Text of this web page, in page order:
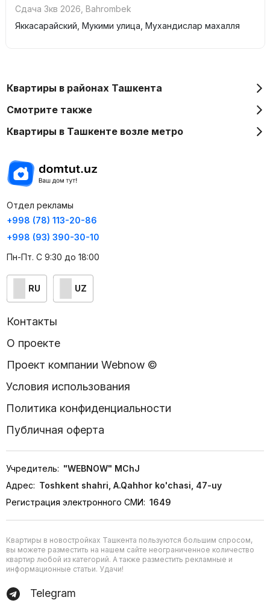
Сдача 3кв 2026 Bahrombek
Яккасарайский, Мукими улица, Мухандислар махалля
Квартиры в районах Ташкента
Смотрите также
Квартиры в Ташкенте возле метро
Отдел рекламы
+998 (78) 113-20-86
+998 (93) 390-30-10
Пн-Пт. С 9:30 до 18:00
RU UZ
Контакты
О проекте
Проект компании Webnow ©
Условия использования
Политика конфиденциальности
Публичная оферта
Учредитель: "WEBNOW" MChJ
Адрес: Toshkent shahri, A.Qahhor ko'chasi, 47-uy
Регистрация электронного СМИ: 1649
Квартиры в новостройках Ташкента пользуются большим спросом,
вы можете разместить на нашем сайте неограниченное количество
квартир любой из категорий. А также разместить рекламные и
информационные статьи. Удачи!
Telegram